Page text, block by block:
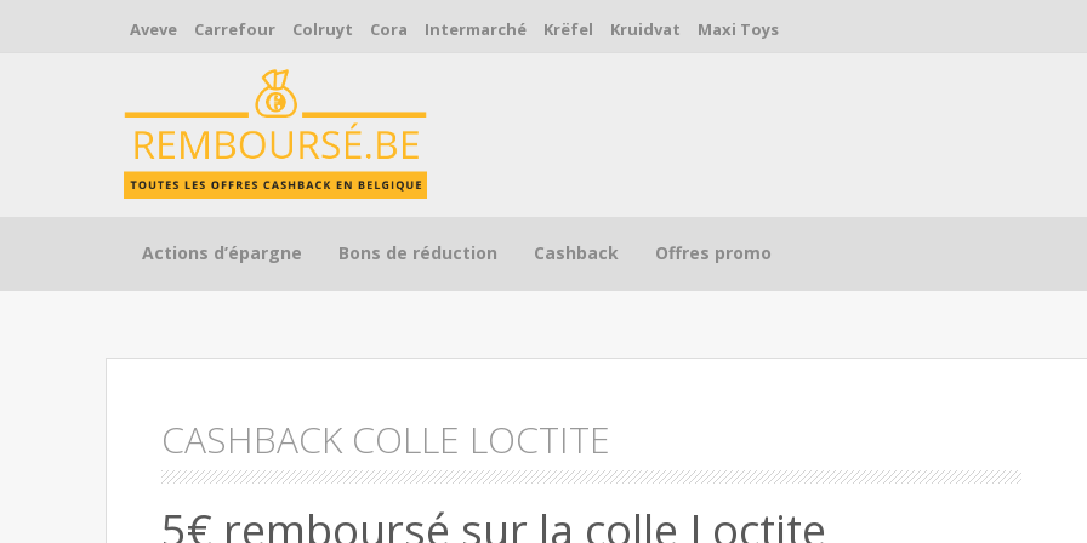
Aveve Carrefour Colruyt Cora Intermarché Krëfel Kruidvat Maxi Toys
Skip to content
Actions d’épargne Bons de réduction Cashback Offres promo
CASHBACK COLLE LOCTITE
5€ remboursé sur la colle Loctite